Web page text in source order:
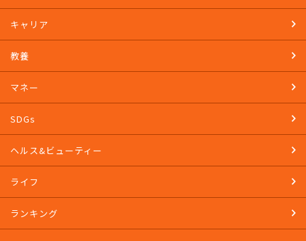
キャリア
教養
マネー
SDGs
ヘルス&ビューティー
ライフ
ランキング